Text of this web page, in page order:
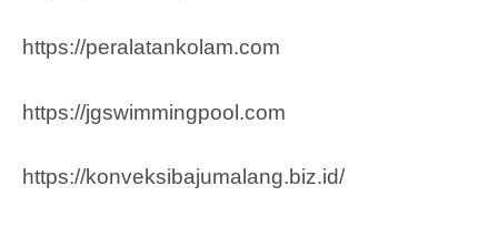
https://peralatankolam.com
https://jgswimmingpool.com
https://konveksibajumalang.biz.id/